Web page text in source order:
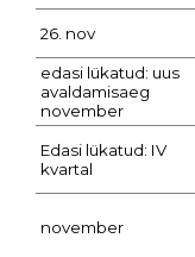
26. nov
edasi lükatud: uus
avaldamisaeg
november
Edasi lükatud: IV
kvartal
november